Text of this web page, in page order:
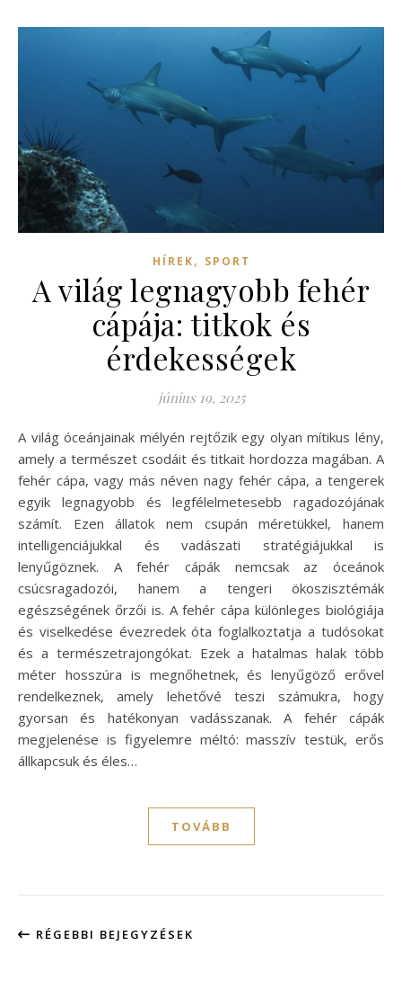
HÍREK, SPORT
A világ legnagyobb fehér
cápája: titkok és
érdekességek
június 19, 2025
A világ óceánjainak mélyén rejtőzik egy olyan mítikus lény,
amely a természet csodáit és titkait hordozza magában. A
fehér cápa, vagy más néven nagy fehér cápa, a tengerek
egyik legnagyobb és legfélelmetesebb ragadozójának
számít. Ezen állatok nem csupán méretükkel, hanem
intelligenciájukkal és vadászati stratégiájukkal is
lenyűgöznek. A fehér cápák nemcsak az óceánok
csúcsragadozói, hanem a tengeri ökoszisztémák
egészségének őrzői is. A fehér cápa különleges biológiája
és viselkedése évezredek óta foglalkoztatja a tudósokat
és a természetrajongókat. Ezek a hatalmas halak több
méter hosszúra is megnőhetnek, és lenyűgöző erővel
rendelkeznek, amely lehetővé teszi számukra, hogy
gyorsan és hatékonyan vadásszanak. A fehér cápák
megjelenése is figyelemre méltó: masszív testük, erős
állkapcsuk és éles…
TOVÁBB
RÉGEBBI BEJEGYZÉSEK